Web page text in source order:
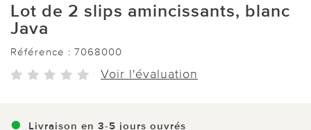
Lot de 2 slips amincissants, blanc
Java
Référence : 7068000
Voir l'évaluation
Livraison en 3-5 jours ouvrés